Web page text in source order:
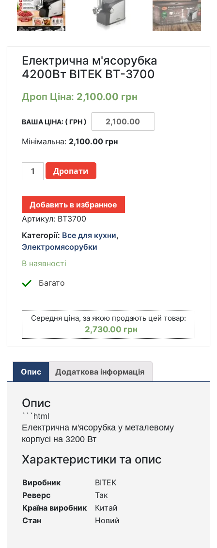
Електрична м'ясорубка
4200Вт BITEK BT-3700
Дроп Ціна: 2,100.00 грн
ВАША ЦІНА: ( ГРН )
Мінімальна: 2,100.00 грн
МЯСОРУБКА
ЭЛЕКТРИЧЕСКАЯ
BITEK
BT-
3700
Дропати
Добавить в избранное
Артикул: BT3700
Категорії: Все для кухни,
Электромясорубки
В наявності
Багато
Середня ціна, за якою продають цей товар:
2,730.00 грн
Опис Додаткова інформація
Опис
```html
Електрична м'ясорубка у металевому
корпусі на 3200 Вт
Характеристики та опис
Виробник
BITEK
Реверс
Так
Країна виробник
Китай
Стан
Новий